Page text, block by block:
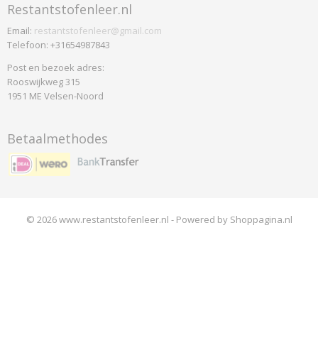
Restantstofenleer.nl
Email: restantstofenleer@gmail.com
Telefoon: +31654987843
Post en bezoek adres:
Rooswijkweg 315
1951 ME Velsen-Noord
Betaalmethodes
© 2026 www.restantstofenleer.nl - Powered by Shoppagina.nl